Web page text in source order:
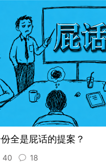
全是屁话的提案？
40 18